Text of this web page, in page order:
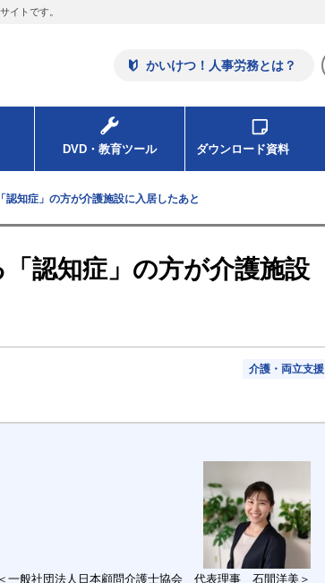
イトです。
かいけつ！人事労務とは？
DVD・教育ツール ダウンロード資料
認知症」の方が介護施設に入居したあと
認知症」の方が介護施設
介護・両立支援
＜一般社団法人日本顧問介護士協会 代表理事 石間洋美＞